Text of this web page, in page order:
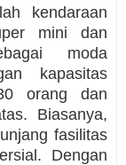
kendaraan
mini dan
moda
kapasitas
orang dan
Biasanya,
fasilitas
Dengan